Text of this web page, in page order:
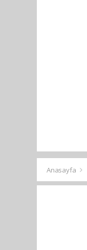
Anasayfa